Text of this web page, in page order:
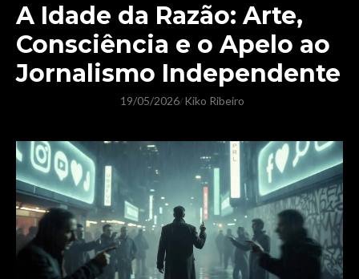
A Idade da Razão: Arte,
Consciência e o Apelo ao
Jornalismo Independente
19/05/2026/ Kiko Ribeiro